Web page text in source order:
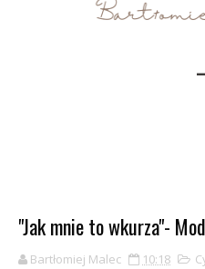
"Jak mnie to wkurza"-
Bartłomiej Malec 10:18